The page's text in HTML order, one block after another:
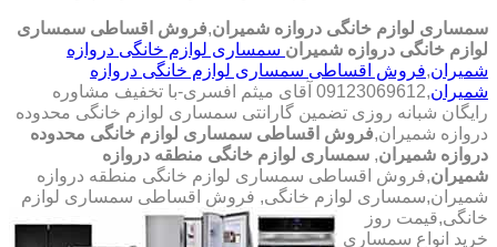
سمساری لوازم خانگی دروازه شمیران,فروش اقساطی سمساری
لوازم خانگی دروازه شمیران سمساری لوازم خانگی دروازه
شمیران,فروش اقساطی سمساری لوازم خانگی دروازه
شمیران
,09123069612 آقای میثم افسری-با تخفیف مشاوره
رایگان شبانه روزی تضمین گارانتی سمساری لوازم خانگی محدوده
دروازه شمیران,فروش اقساطی سمساری لوازم خانگی محدوده
دروازه شمیران, سمساری لوازم خانگی منطقه دروازه
شمیران,فروش اقساطی سمساری لوازم خانگی منطقه دروازه
شمیران,سمساری لوازم خانگی, فروش اقساطی سمساری لوازم
خانگی,قیمت روز
خرید انواع سمساری